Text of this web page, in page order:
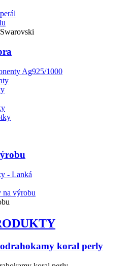
Ag925/1000
- Lanká
na výrobu
koral perly